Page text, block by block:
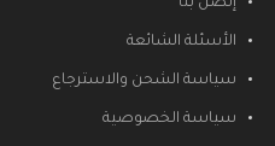
إتصل بنا
الأسئلة الشائعة
سياسة الشحن والاسترجاع
سياسة الخصوصية